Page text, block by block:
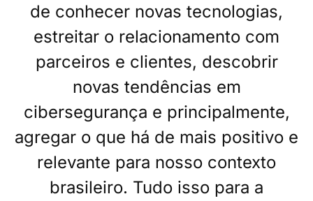
de conhecer novas tecnologias,
estreitar o relacionamento com
parceiros e clientes, descobrir
novas tendências em
cibersegurança e principalmente,
agregar o que há de mais positivo e
relevante para nosso contexto
brasileiro. Tudo isso para a